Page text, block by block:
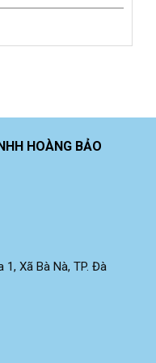
HOÀNG BẢO
1, Xã Bà Nà, TP. Đà